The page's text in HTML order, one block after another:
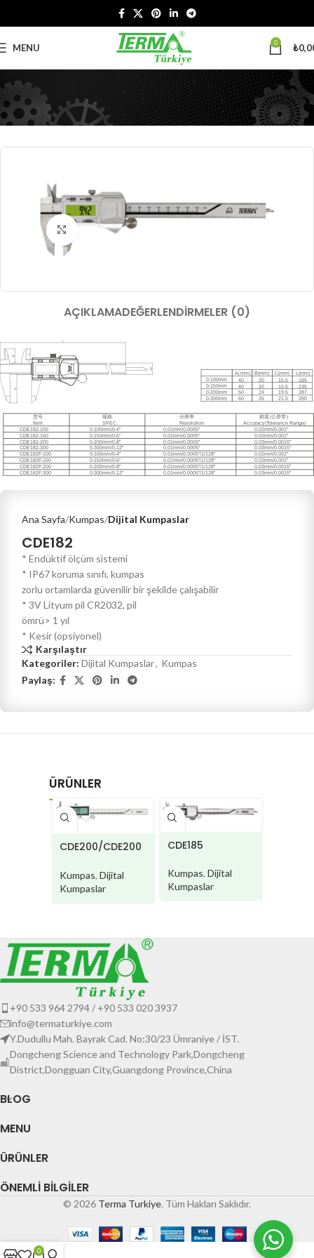
MENU 0 ₺
Büyütmek için tıklayın
AÇIKLAMADEĞERLENDIRMELER (0)
Ana Sayfa Kumpas Dijital Kumpaslar
CDE182
* Endüktif ölçüm sistemi
* IP67 koruma sınıfı, kumpas
zorlu ortamlarda güvenilir bir şekilde çalışabilir
* 3V Lityum pil CR2032, pil
ömrü> 1 yıl
* Kesir (opsiyonel)
Karşılaştır
Kategoriler: Dijital Kumpaslar, Kumpas
Paylaş:
ÜRÜNLER
CDE200/CDE200
Kumpas, Dijital
Kumpaslar
CDE185
Kumpas, Dijital
Kumpaslar
+90 533 964 2794 / +90 533 020 3937
info@termaturkiye.com
Y.Dudullu Mah. Bayrak Cad. No:30/23 Ümraniye / İST.
Dongcheng Science and Technology Park,Dongcheng
District,Dongguan City,Guangdong Province,China
BLOG
MENU
ÜRÜNLER
ÖNEMLI BILGILER
© 2026 Terma Turkiye. Tüm Hakları Saklıdır.
0